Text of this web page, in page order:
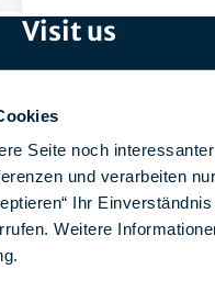
Seite noch
und verarbeiten
Ihr
Weitere
.
Visit us
Otto-Lilienthal-Straße
SPIRIT/21 IT Services
Aeschbachweg 12
5000 Aarau,